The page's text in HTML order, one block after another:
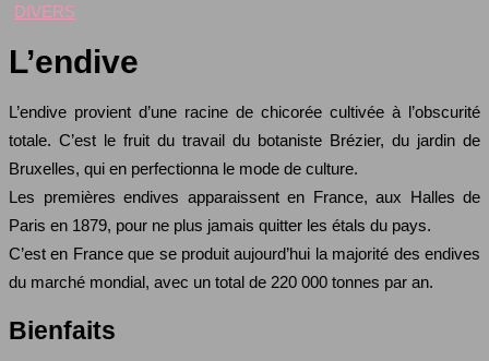
DIVERS
L’endive
L’endive provient d’une racine de chicorée cultivée à l’obscurité
totale. C’est le fruit du travail du botaniste Brézier, du jardin de
Bruxelles, qui en perfectionna le mode de culture.
Les premières endives apparaissent en France, aux Halles de
Paris en 1879, pour ne plus jamais quitter les étals du pays.
C’est en France que se produit aujourd’hui la majorité des endives
du marché mondial, avec un total de 220 000 tonnes par an.
Bienfaits